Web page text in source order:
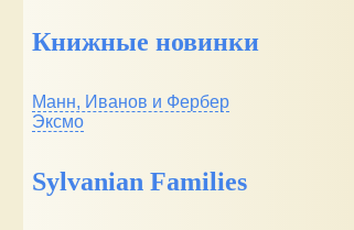
Книжные новинки
Манн, Иванов и Фербер
Эксмо
Sylvanian Families